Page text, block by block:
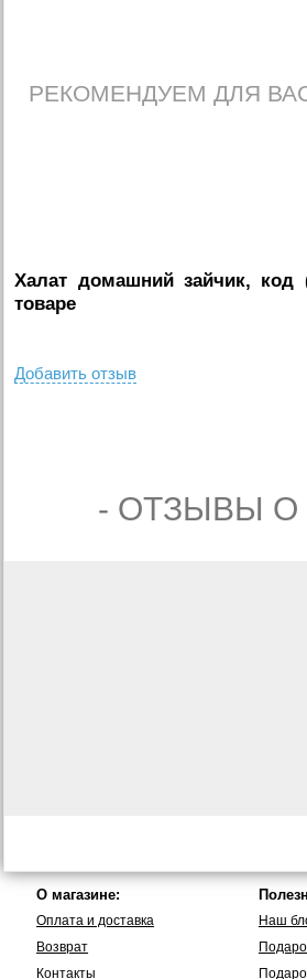
РЕКОМЕНДУЕМ ДЛЯ
Халат домашний зайчик, код
товаре
Добавить отзыв
- ОТЗЫВЫ О
О магазине:
Оплата и доставка
Возврат
Контакты
Наш